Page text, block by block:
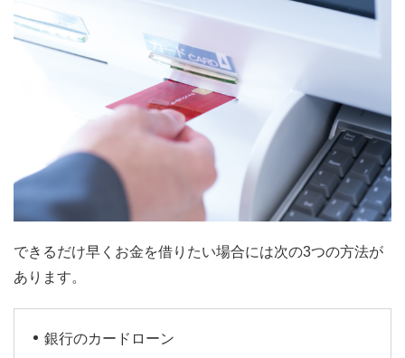
できるだけ早くお金を借りたい場合には次の3つの方法が
あります。
銀行のカードローン